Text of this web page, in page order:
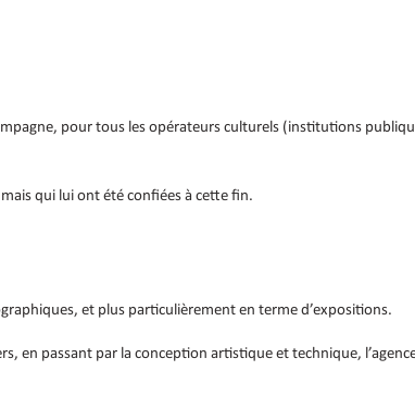
pour tous les opérateurs culturels (institutions
qui lui ont été confiées à cette fin.
et plus particulièrement en terme d’expositions.
en passant par la conception artistique et technique,